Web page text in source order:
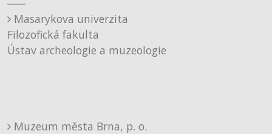
Masarykova univerzita
Filozofická fakulta
Ústav archeologie a muzeologie
Muzeum města Brna, p. o.